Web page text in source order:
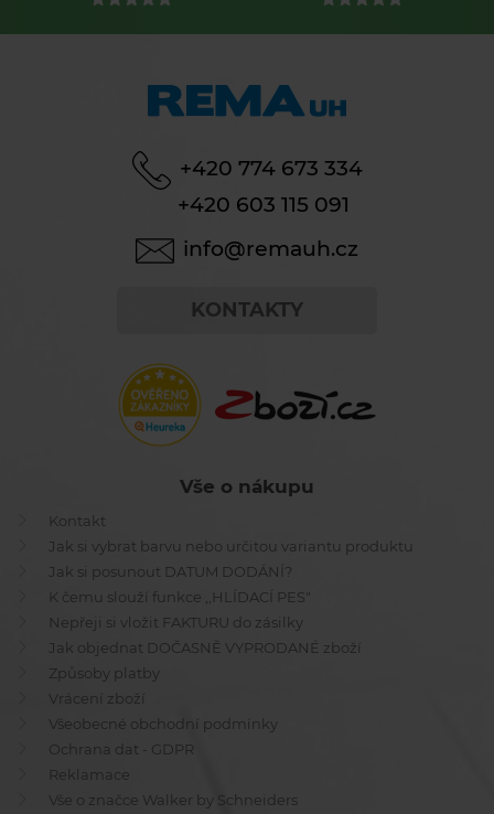
+420 774 673 334
+420 603 115 091
info@remauh.cz
KONTAKTY
Vše o nákupu
Kontakt
Jak si vybrat barvu nebo určitou variantu produktu
Jak si posunout DATUM DODÁNÍ?
K čemu slouží funkce ,,HLÍDACÍ PES"
Nepřeji si vložit FAKTURU do zásilky
Jak objednat DOČASNĚ VYPRODANÉ zboží
Způsoby platby
Vrácení zboží
Všeobecné obchodní podmínky
Ochrana dat - GDPR
Reklamace
Vše o značce Walker by Schneiders